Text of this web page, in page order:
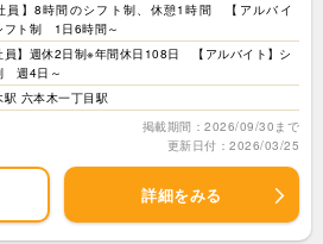
員】8時間のシフト制、休憩1時間 【アルバイ
フト制 1日6時間～
員】週休2日制※年間休日108日 【アルバイト】シ
週4日～
駅 六本木一丁目駅
掲載期間：2026/09/30まで
更新日付：2026/03/25
詳細をみる